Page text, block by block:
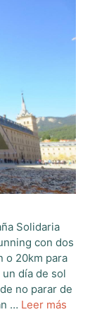
Solidaria
con dos
o 20km para
día de sol
no parar de
… Leer más